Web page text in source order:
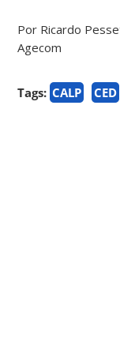
Por Ricardo
Agecom
Tags: CALP CED